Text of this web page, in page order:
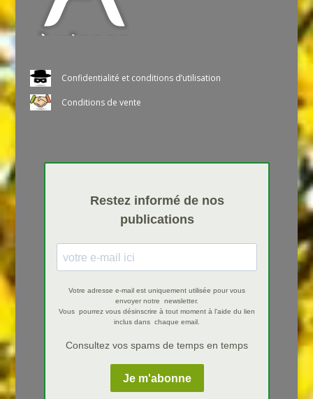
Confidentialité et conditions d’utilisation
Conditions de vente